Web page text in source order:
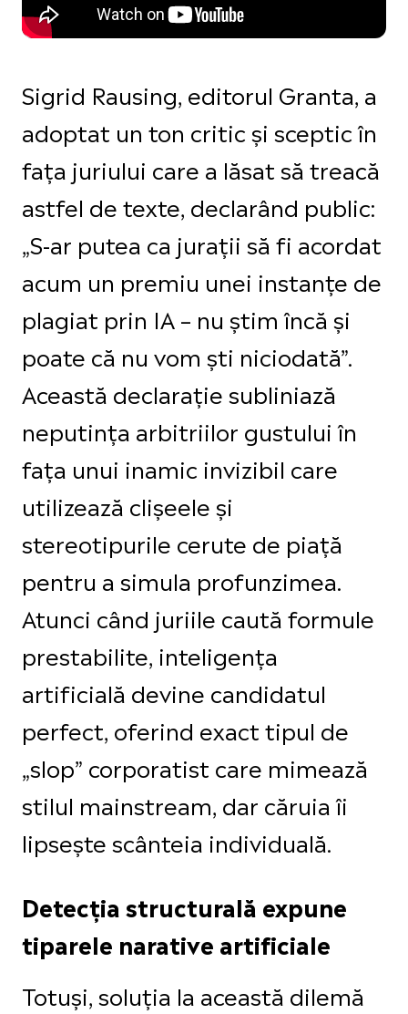
Sigrid Rausing, editorul Granta, a
adoptat un ton critic și sceptic în
fața juriului care a lăsat să treacă
astfel de texte, declarând public:
„S-ar putea ca jurații să fi acordat
acum un premiu unei instanțe de
plagiat prin IA – nu știm încă și
poate că nu vom ști niciodată”.
Această declarație subliniază
neputința arbitriilor gustului în
fața unui inamic invizibil care
utilizează clișeele și
stereotipurile cerute de piață
pentru a simula profunzimea.
Atunci când juriile caută formule
prestabilite, inteligența
artificială devine candidatul
perfect, oferind exact tipul de
„slop” corporatist care mimează
stilul mainstream, dar căruia îi
lipsește scânteia individuală.
Detecția structurală expune
tiparele narative artificiale
Totuși, soluția la această dilemă